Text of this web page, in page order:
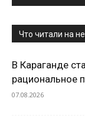
Что читали на
В Караганде
рациональное
07.08.2026